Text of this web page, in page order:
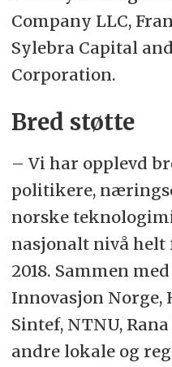
Company LLC,
Sylebra Capital
Corporation.
Bred støtte
– Vi har opplevd
politikere,
norske
nasjonalt nivå helt
2018. Sammen
Innovasjon Norge,
Sintef, NTNU,
andre lokale og